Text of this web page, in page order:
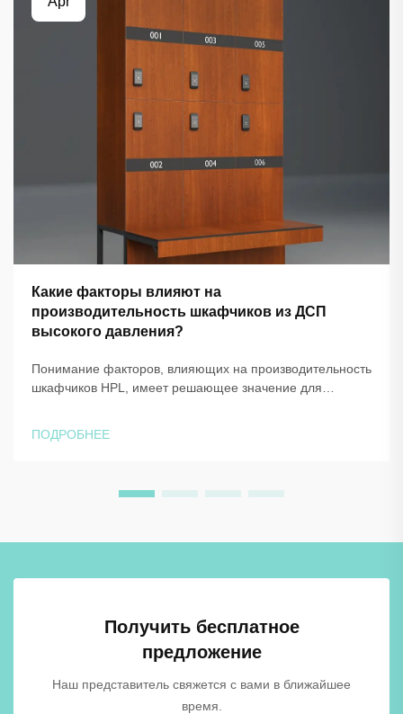
Какие факторы влияют на
производительность шкафчиков из ДСП
высокого давления?
Понимание факторов, влияющих на производительность
шкафчиков HPL, имеет решающее значение для
Технология высоконапорного ламината обеспечивает
ПОДРОБНЕЕ
Получить бесплатное
предложение
Наш представитель свяжется с вами в ближайшее
время.